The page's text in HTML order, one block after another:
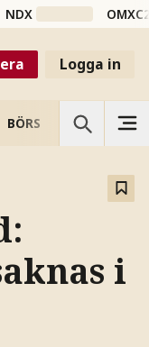
NDX
Logga in
BÖRS VETENSKAP
i